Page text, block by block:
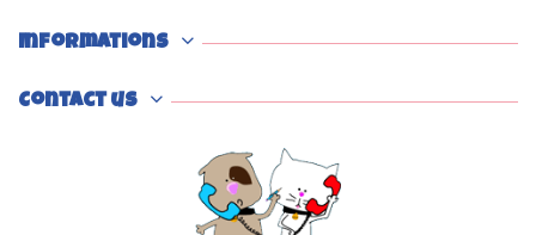
Informations
Contact us